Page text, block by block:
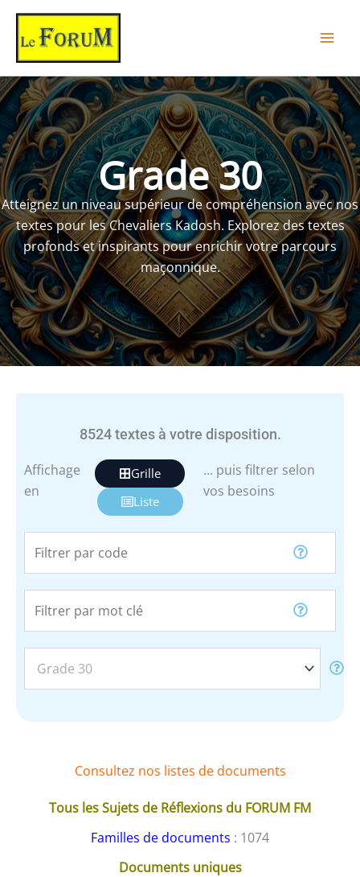
Aller
contenu
Grade 30
Atteignez un niveau supérieur de compréhension avec nos
textes pour les Chevaliers Kadosh. Explorez des textes
profonds et inspirants pour enrichir votre parcours
maçonnique.
8524textes à votre disposition.
Affichage
en
Grille
Liste
... puis filtrer selon
vos besoins
Consultez nos listes de documents
Tous les Sujets de Réflexions du FORUM FM
Familles de documents : 1074
Documents uniques